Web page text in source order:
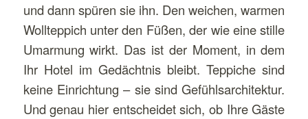
und dann spüren sie ihn. Den weichen, warmen
Wollteppich unter den Füßen, der wie eine stille
Umarmung wirkt. Das ist der Moment, in dem
Ihr Hotel im Gedächtnis bleibt. Teppiche sind
keine Einrichtung – sie sind Gefühlsarchitektur.
Und genau hier entscheidet sich, ob Ihre Gäste